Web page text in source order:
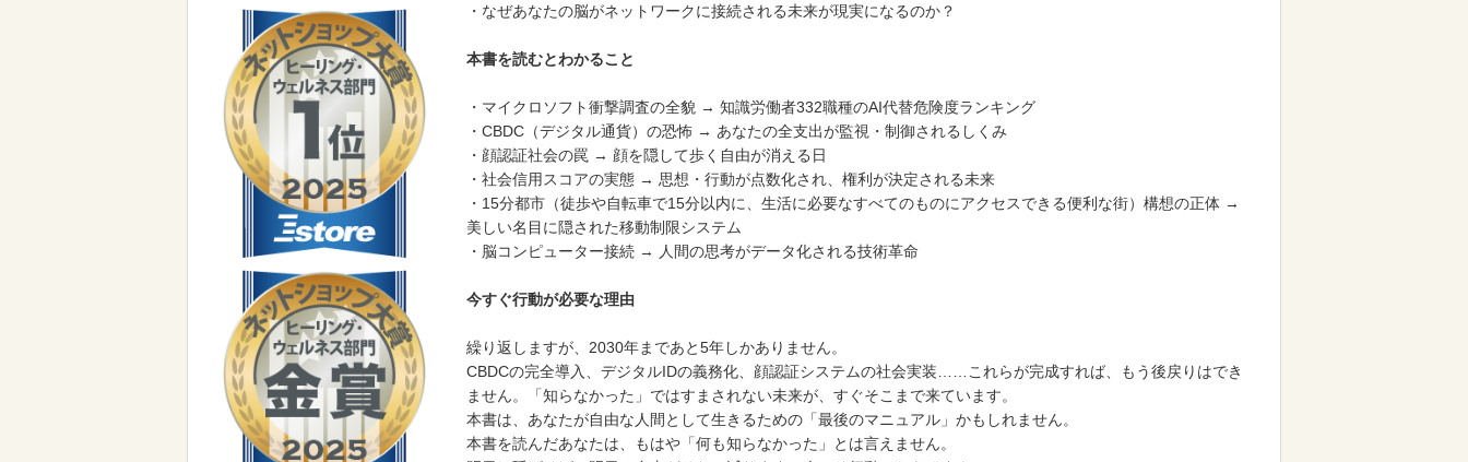
・なぜあなたの脳がネットワークに接続される未来が現実になるのか？
本書を読むとわかること
・マイクロソフト衝撃調査の全貌 → 知識労働者332職種のAI代替危険度ランキング
・CBDC（デジタル通貨）の恐怖 → あなたの全支出が監視・制御されるしくみ
・顔認証社会の罠 → 顔を隠して歩く自由が消える日
・社会信用スコアの実態 → 思想・行動が点数化され、権利が決定される未来
・15分都市（徒歩や自転車で15分以内に、生活に必要なすべてのものにアクセスできる便利な街）構想の正体 →
美しい名目に隠された移動制限システム
・脳コンピューター接続 → 人間の思考がデータ化される技術革命
今すぐ行動が必要な理由
繰り返しますが、2030年まであと5年しかありません。
CBDCの完全導入、デジタルIDの義務化、顔認証システムの社会実装……これらが完成すれば、もう後戻りはでき
ません。「知らなかった」ではすまされない未来が、すぐそこまで来ています。
本書は、あなたが自由な人間として生きるための「最後のマニュアル」かもしれません。
本書を読んだあなたは、もはや「何も知らなかった」とは言えません。